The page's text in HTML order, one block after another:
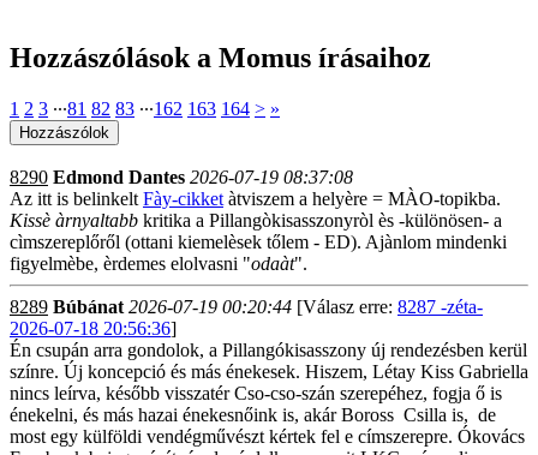
Hozzászólások a Momus írásaihoz
1 2 3 ∙∙∙81 82 83 ∙∙∙162 163 164 > »
8290 Edmond Dantes 2026-07-19 08:37:08
Az itt is belinkelt Fày-cikket àtviszem a helyère = MÀO-topikba.
Kissè àrnyaltabb kritika a Pillangòkisasszonyròl ès -különösen- a
cìmszereplőről (ottani kiemelèsek tőlem - ED). Ajànlom mindenki
figyelmèbe, èrdemes elolvasni "odaàt".
8289 Búbánat 2026-07-19 00:20:44 [Válasz erre: 8287 -zéta-
2026-07-18 20:56:36]
Én csupán arra gondolok, a Pillangókisasszony új rendezésben kerül
színre. Új koncepció és más énekesek. Hiszem, Létay Kiss Gabriella
nincs leírva, később visszatér Cso-cso-szán szerepéhez, fogja ő is
énekelni, és más hazai énekesnőink is, akár Boross Csilla is, de
most egy külföldi vendégművészt kértek fel e címszerepre. Ókovács